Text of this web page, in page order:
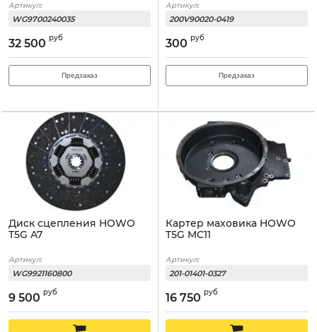
Артикул:
WG9700240035
32 500 руб
Предзаказ
Артикул:
200V90020-0419
300 руб
Предзаказ
Диск сцепления HOWO
T5G A7
Артикул:
WG9921160800
9 500 руб
Картер маховика HOWO
T5G MC11
Артикул:
201-01401-0327
16 750 руб